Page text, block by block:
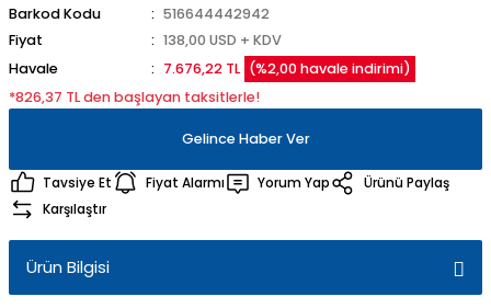
Barkod Kodu
516644442942
Fiyat
138,00 USD + KDV
Havale
7.676,22 TL (%2,00 havale indirimi)
*826,37 TL den başlayan taksitlerle!
Gelince Haber Ver
Tavsiye Et Fiyat Alarmı Yorum Yap
Ürünü Paylaş
Karşılaştır
Ürün Bilgisi